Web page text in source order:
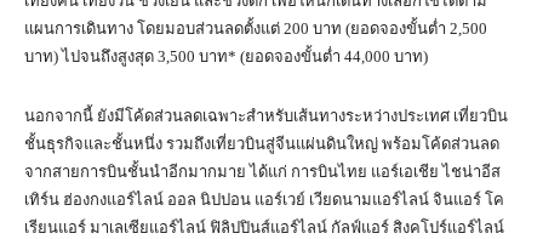
แผนการเดินทาง โดยมอบส่วนลดตั้งแต่ 200 บาท (ยอดจองขั้นต่ำ 2,500
บาท) ไปจนถึงสูงสุด 3,500 บาท* (ยอดจองขั้นต่ำ 44,000 บาท)
นอกจากนี้ ยังมีโค้ดส่วนลดเฉพาะสำหรับเส้นทางระหว่างประเทศ เที่ยวบิน
ชั้นธุรกิจและชั้นหนึ่ง รวมถึงเที่ยวบินสู่จีนแผ่นดินใหญ่ พร้อมโค้ดส่วนลด
จากสายการบินชั้นนำอีกมากมาย ได้แก่ การบินไทย แอร์เอเชีย ไชน่าอีส
เทิร์น ฮ่องกงแอร์ไลน์ ออล นิปปอน แอร์เวย์ เวียดนามแอร์ไลน์ จินแอร์ โค
เรียนแอร์ มาเลเซียแอร์ไลน์ ฟิลิปปินส์แอร์ไลน์ กัลฟ์แอร์ สิงคโปร์แอร์ไลน์